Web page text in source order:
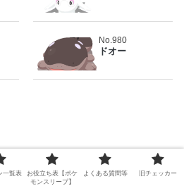
No.980
ドオー
プ個体値チェッカー
一覧表
お役立ち表【ポケ
モンスリープ】
よくある質問等 旧チェッカー